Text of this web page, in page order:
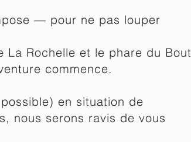
— pour ne pas louper
La Rochelle et le phare du Bout
commence.
en situation de
nous serons ravis de vous